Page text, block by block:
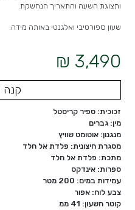
ותצוגת השעה והתאריך הנחשקת.
שעון ספורטיבי ואלגנטי באותה מידה.
3,490 ₪
קנה
זכוכית: ספיר קריסטל
מין: גברים
מנגנון: אוטומט שוויץ
מסגרת חיצונית: פלדת אל חלד
מתכת: פלדת אל חלד
ספרות: אינדקס
עמידות במים: 200 מטר
צבע לוח: אפור
קוטר השעון: 41 ממ